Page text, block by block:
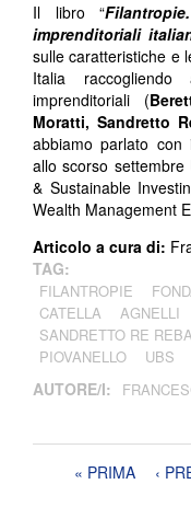
Il libro “
imprenditoriali
sulle caratteristiche e
Italia
imprenditoriali (
Moratti, Sandretto
abbiamo parlato con
allo scorso settembre
& Sustainable
Wealth Management
Articolo a cura di:
TAG:
FILANTROPIE
CATELLA
AGNELLI
SANDRETTO RE
PIOVANELLO
UBS
AUTORE/I:
Pagine« PRIMA ‹